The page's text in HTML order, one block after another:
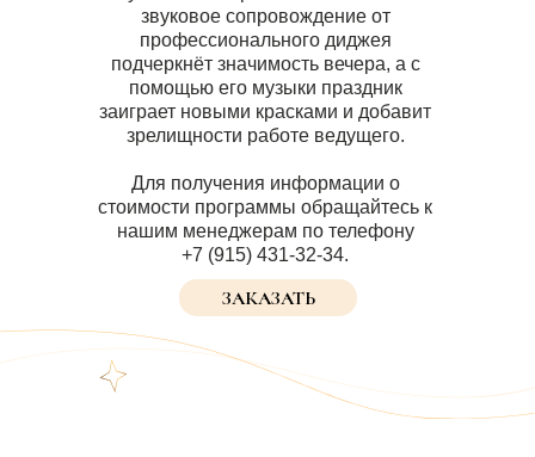
звуковое сопровождение от
профессионального диджея
подчеркнёт значимость вечера, а с
помощью его музыки праздник
заиграет новыми красками и добавит
зрелищности работе ведущего.
Для получения информации о
стоимости программы обращайтесь к
нашим менеджерам по телефону
+7 (915) 431-32-34.
ЗАКАЗАТЬ